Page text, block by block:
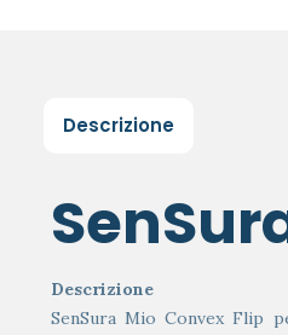
Descrizione
Descrizione
SenSura Mio Convex Flip